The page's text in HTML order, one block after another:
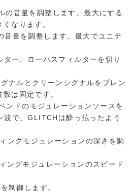
の音量を調整します。最大にする
なります。
音量を調整します。最大でユニテ
ター、ローパスフィルターを切り
ナルとクリーンシグナルをブレン
は固定です。
ンドのモジュレーションソースを
波で、GLITCHは酔っ払ったよう
ングモジュレーションの深さを調
ングモジュレーションのスピード
制御します。